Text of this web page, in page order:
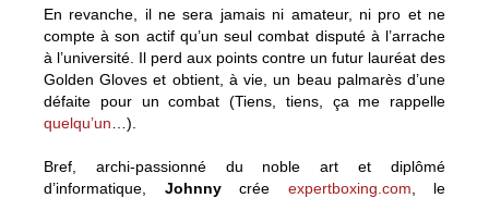
En revanche, il ne sera jamais ni amateur, ni pro et ne
compte à son actif qu’un seul combat disputé à l’arrache
à l’université. Il perd aux points contre un futur lauréat des
Golden Gloves et obtient, à vie, un beau palmarès d’une
défaite pour un combat (Tiens, tiens, ça me rappelle
quelqu’un …).
Bref, archi-passionné du noble art et diplômé
d’informatique, Johnnycrée expertboxing.com , le